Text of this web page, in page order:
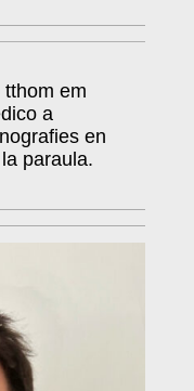
em
a
en
paraula.